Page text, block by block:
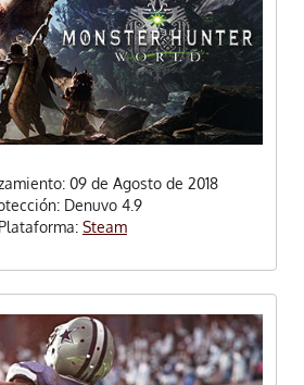
09 de Agosto de 2018
Denuvo 4.9
Plataforma: Steam